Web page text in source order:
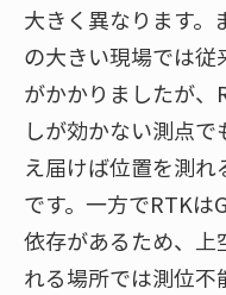
大きく異なります。
の大きい現場では従
がかかりましたが、
しが効かない測点で
え届けば位置を測れ
です。一方でRTKは
依存があるため、上
れる場所では測位不